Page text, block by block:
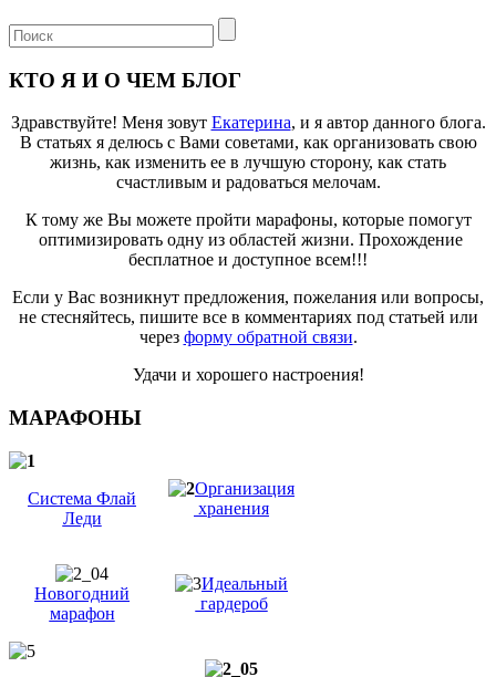
КТО Я И О ЧЕМ БЛОГ
Здравствуйте! Меня зовут Екатерина, и я автор данного блога.
В статьях я делюсь с Вами советами, как организовать свою
жизнь, как изменить ее в лучшую сторону, как стать
счастливым и радоваться мелочам.
К тому же Вы можете пройти марафоны, которые помогут
оптимизировать одну из областей жизни. Прохождение
бесплатное и доступное всем!!!
Если у Вас возникнут предложения, пожелания или вопросы,
не стесняйтесь, пишите все в комментариях под статьей или
через форму обратной связи.
Удачи и хорошего настроения!
МАРАФОНЫ
Система Флай
Леди
Организация
хранения
Новогодний
марафон
Идеальный
гардероб